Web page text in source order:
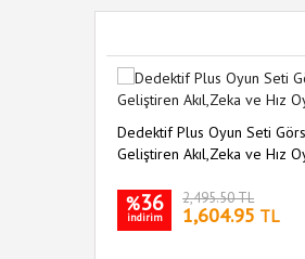
Dedektif Plus Oyun Seti
Geliştiren Akıl,Zeka ve Hız
%36
indirim
2,495.50 TL
1,604.95 TL